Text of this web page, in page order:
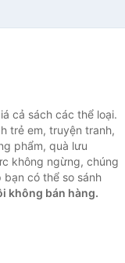
cả sách các thể loại.
trẻ em, truyện tranh,
phẩm, quà lưu
không ngừng, chúng
có thể so sánh
không bán hàng.